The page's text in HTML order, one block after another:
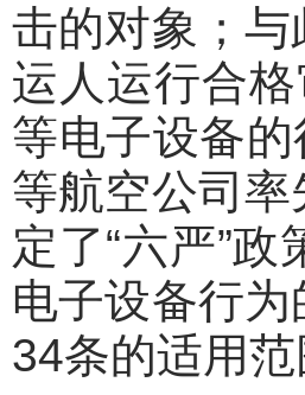
击的对象；
运人运行合
等电子设备
等航空公司
定了“六严”
电子设备行
34条的适用范